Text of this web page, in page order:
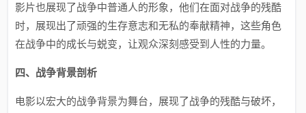
影片也展现了战争中普通人的形象，他们在面对战争的残酷
时，展现出了顽强的生存意志和无私的奉献精神，这些角色
在战争中的成长与蜕变，让观众深刻感受到人性的力量。
四、战争背景剖析
电影以宏大的战争背景为舞台，展现了战争的残酷与破坏，